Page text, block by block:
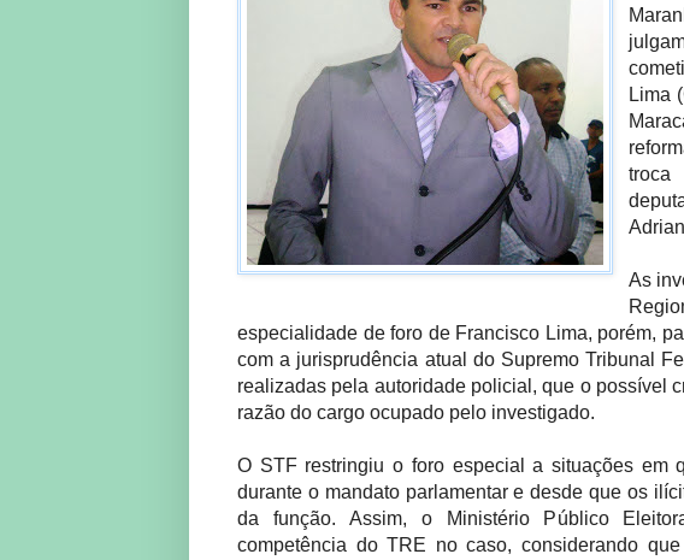
Lima
As
especialidade de foro de Francisco Lima, porém,
com a jurisprudência atual do Supremo Tribunal
realizadas pela autoridade policial, que o possível
razão do cargo ocupado pelo investigado.
O STF restringiu o foro especial a situações em
durante o mandato parlamentar e desde que os
da função. Assim, o Ministério Público
competência do TRE no caso, considerando